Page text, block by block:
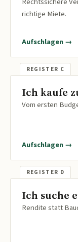
richtige Miete.
Aufschlagen →
Ich kaufe
Vom ersten
Aufschlagen →
Ich suche
Rendite statt